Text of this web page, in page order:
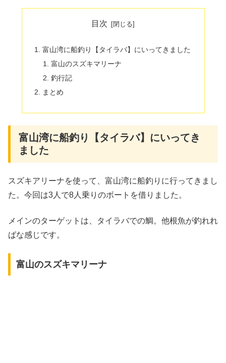
目次
富山湾に船釣り【タイラバ】にいってきました
富山のスズキマリーナ
釣行記
まとめ
富山湾に船釣り【タイラバ】にいってき
ました
スズキアリーナを使って、富山湾に船釣りに行ってきまし
た。今回は3人で8人乗りのボートを借りました。
メインのターゲットは、タイラバでの鯛。他根魚が釣れれ
ばな感じです。
富山のスズキマリーナ